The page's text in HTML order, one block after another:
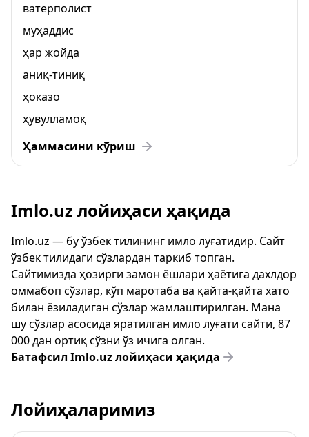
ватерполист
муҳаддис
ҳар жойда
аниқ-тиниқ
ҳоказо
ҳувулламоқ
Ҳаммасини кўриш
Imlo.uz лойиҳаси ҳақида
Imlo.uz — бу ўзбек тилининг имло луғатидир. Сайт
ўзбек тилидаги сўзлардан таркиб топган.
Сайтимизда ҳозирги замон ёшлари ҳаётига дахлдор
оммабоп сўзлар, кўп маротаба ва қайта-қайта хато
билан ёзиладиган сўзлар жамлаштирилган. Мана
шу сўзлар асосида яратилган имло луғати сайти, 87
000 дан ортиқ сўзни ўз ичига олган.
Батафсил Imlo.uz лойиҳаси ҳақида
Лойиҳаларимиз